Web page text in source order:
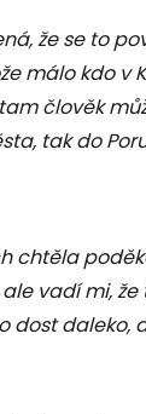
že se to
málo kdo v
tam člověk
tak do
chtěla
vadí mi,
dost daleko,